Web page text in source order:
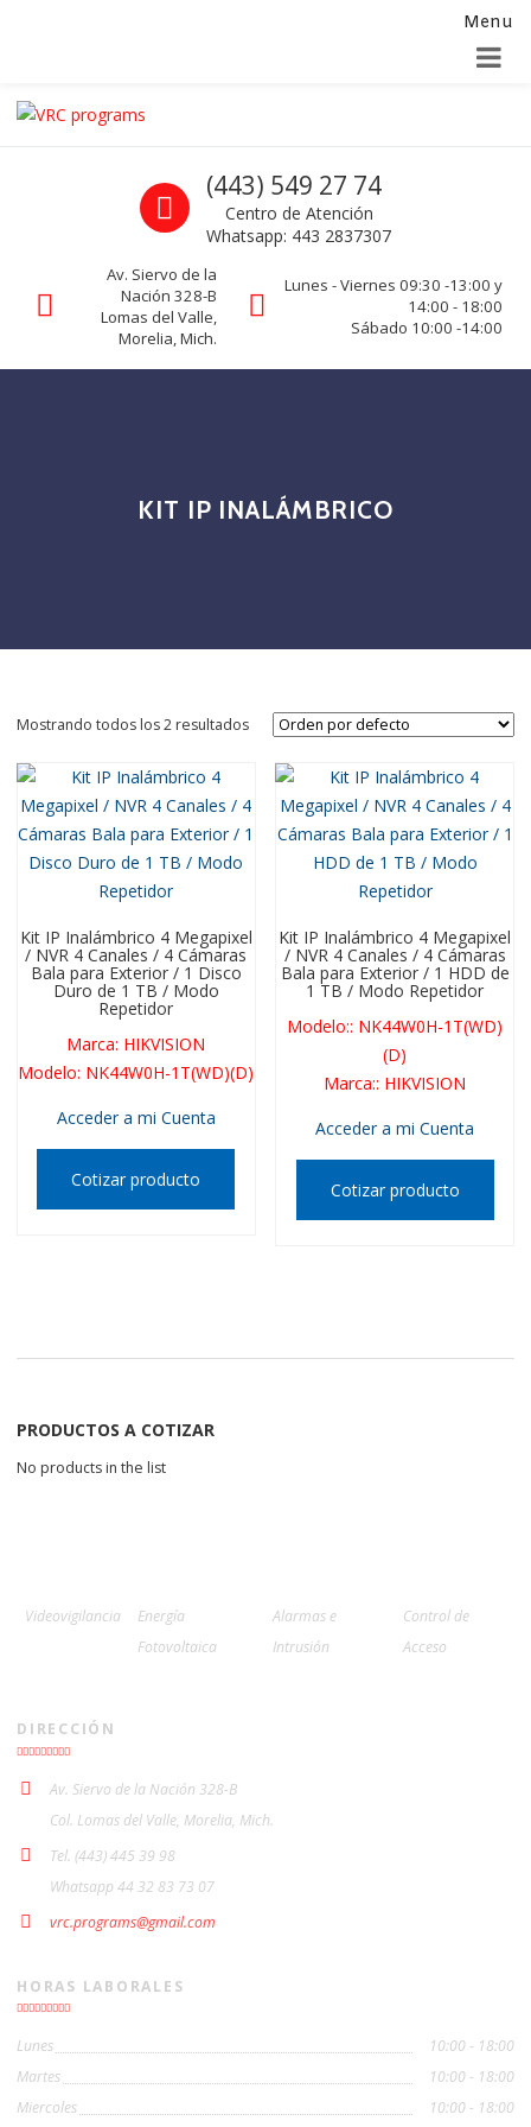
Menu
Skip to navigation
Skip to content
La seguridad de su empresa es nuestro negocio.
Call us
(443) 549 27 74
Centro de Atención
Whatsapp: 443 2837307
Av. Siervo de la
Nación 328-B
Lomas del Valle,
Morelia, Mich.
Lunes - Viernes 09:30 -13:00 y
14:00 - 18:00
Sábado 10:00 -14:00
KIT IP INALÁMBRICO
Mostrando todos los 2 resultados
Kit IP Inalámbrico 4 Megapixel
/ NVR 4 Canales / 4 Cámaras
Bala para Exterior / 1 Disco
Duro de 1 TB / Modo
Repetidor
Marca: HIKVISION
Modelo: NK44W0H-1T(WD)(D)
Acceder a mi Cuenta
Cotizar producto
Kit IP Inalámbrico 4 Megapixel
/ NVR 4 Canales / 4 Cámaras
Bala para Exterior / 1 HDD de
1 TB / Modo Repetidor
Modelo:: NK44W0H-1T(WD)
(D)
Marca:: HIKVISION
Acceder a mi Cuenta
Cotizar producto
PRODUCTOS A COTIZAR
No products in the list
Videovigilancia
Energía
Fotovoltaica
Alarmas e
Intrusión
Control de
Acceso
DIRECCIÓN
Av. Siervo de la Nación 328-B
Col. Lomas del Valle, Morelia, Mich.
Tel. (443) 445 39 98
Whatsapp 44 32 83 73 07
vrc.programs@gmail.com
HORAS LABORALES
Lunes
10:00 - 18:00
Martes
10:00 - 18:00
Miercoles
10:00 - 18:00